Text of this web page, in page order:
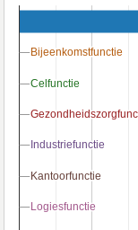
Bijeenkomstfunctie
Bijeenkomstfunctie
Celfunctie
Celfunctie
Industriefunctie
Industriefunctie
Kantoorfunctie
Kantoorfunctie
Logiesfunctie
Logiesfunctie